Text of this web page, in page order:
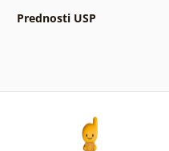
Prednosti USP